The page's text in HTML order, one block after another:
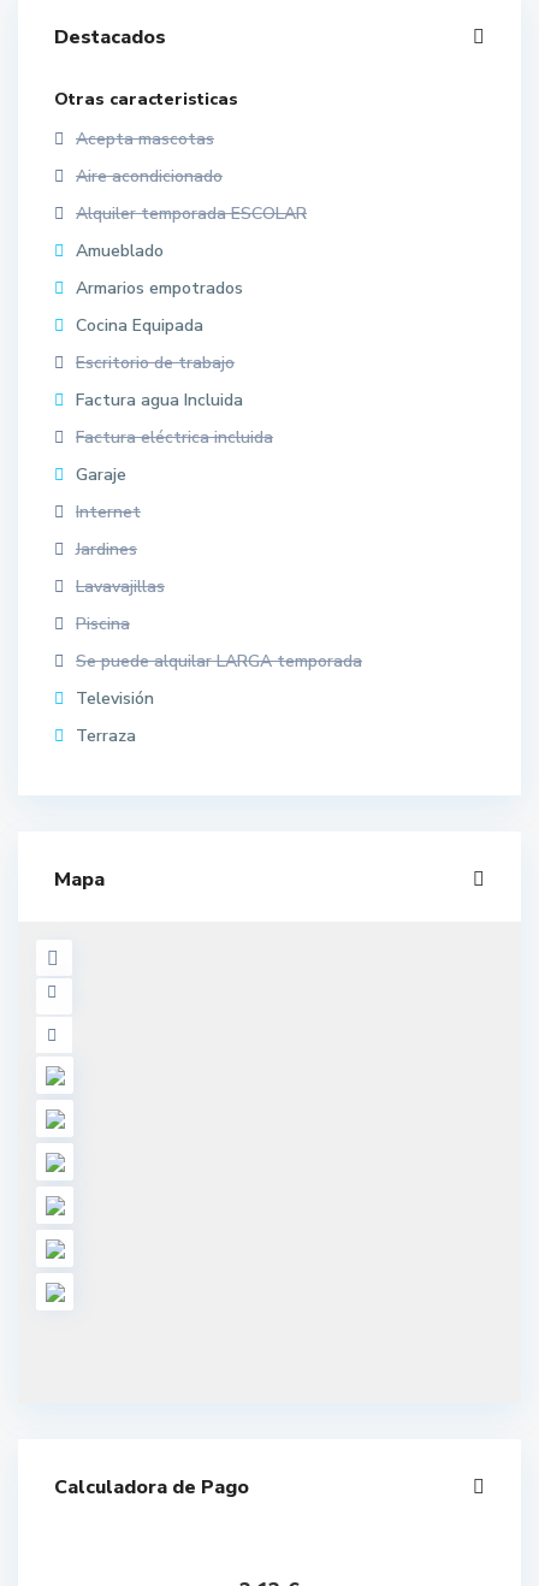
Destacados
Otras caracteristicas
Acepta mascotas
Aire acondicionado
Alquiler temporada ESCOLAR
Amueblado
Armarios empotrados
Cocina Equipada
Escritorio de trabajo
Factura agua Incluida
Factura eléctrica incluida
Garaje
Internet
Jardines
Lavavajillas
Piscina
Se puede alquilar LARGA temporada
Televisión
Terraza
Mapa
Calculadora de Pago